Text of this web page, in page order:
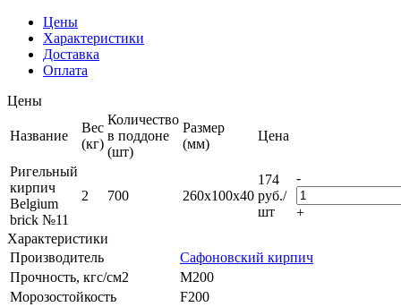
Цены
Характеристики
Доставка
Оплата
Цены
Название
Вес
(кг)
Количество
в поддоне
(шт)
Размер
(мм)
Цена
Ригельный
кирпич
Belgium
brick №11
2 700 260х100х40
174
руб./
шт
-
+
Характеристики
Производитель
Сафоновский кирпич
Прочность, кгс/см2
M200
Морозостойкость
F200